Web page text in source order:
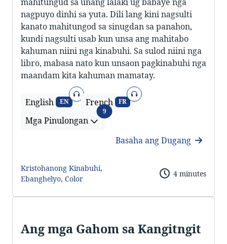
mahitungud sa unang lalaki ug babaye nga
nagpuyo dinhi sa yuta. Dili lang kini nagsulti
kanato mahitungod sa sinugdan sa panahon,
kundi nagsulti usab kun unsa ang mahitabo
kahuman niini nga kinabuhi. Sa sulod niini nga
libro, mabasa nato kun unsaon pagkinabuhi nga
maandam kita kahuman mamatay.
English EN
Sonido
French FR
Sonido
Mga Pinulongan
9Mga Pinulongan
Basaha ang Dugang
Kristohanong Kinabuhi,
Ebanghelyo, Color
4 minutes
Ang mga Gahom sa Kangitngit